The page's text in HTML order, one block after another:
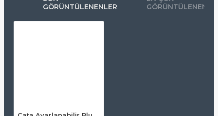
GÖRÜNTÜLENENLER